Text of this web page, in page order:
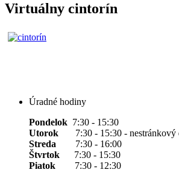
Virtuálny cintorín
Úradné hodiny
Pondelok 7:30 - 15:30
Utorok 7:30 - 15:30 - nestránkový
Streda 7:30 - 16:00
Štvrtok 7:30 - 15:30
Piatok 7:30 - 12:30